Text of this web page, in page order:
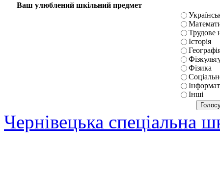
Ваш улюблений шкільний предмет
Трудове
Історія
Фізика
Інші
Чернівецька спеціальна